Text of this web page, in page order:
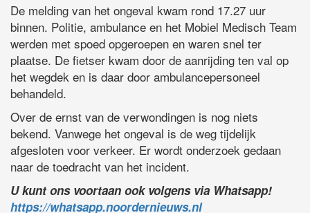
De melding van het ongeval kwam rond 17.27 uur
binnen. Politie, ambulance en het Mobiel Medisch Team
werden met spoed opgeroepen en waren snel ter
plaatse. De fietser kwam door de aanrijding ten val op
het wegdek en is daar door ambulancepersoneel
behandeld.
Over de ernst van de verwondingen is nog niets
bekend. Vanwege het ongeval is de weg tijdelijk
afgesloten voor verkeer. Er wordt onderzoek gedaan
naar de toedracht van het incident.
U kunt ons voortaan ook volgens via Whatsapp!
https://whatsapp.noordernieuws.nl